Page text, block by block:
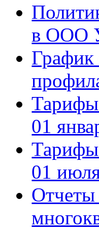
в ООО
График
01
01
Отчеты